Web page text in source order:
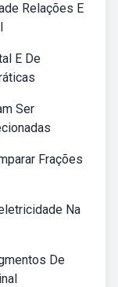
Relações E
E De
Ser
Frações
Na
De